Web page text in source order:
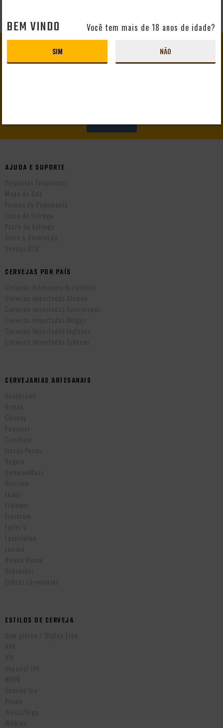
GANHE 10% DE DESCONTO
EM SEU PRIMEIRO PEDIDO
CADASTRAR
AJUDA E SUPORTE
Perguntas Frequentes
Mapa do Site
Formas de Pagamento
Taxas de Entrega
Prazo de Entrega
Troca e Devolução
Vendas B2B
CERVEJAS POR PAÍS
Cervejas Artesanais Brasileiras
Cervejas Importadas Alemãs
Cervejas Importadas Americanas
Cervejas Importadas Belgas
Cervejas Importadas Inglesas
Cervejas Importadas Tchecas
CERVEJARIAS ARTESANAIS
Bodebrown
Brotas
Chimay
Paulaner
Czechvar
Hocus Pocus
Dogma
DeHalveMaan
Delirium
Ekaut
Erdinger
Everbrew
Fuller’s
Leopoldina
Leuven
Roleta Russa
Schneider
Outras cervejarias
ESTILOS DE CERVEJA
Sem glúten / Gluten Free
APA
IPA
Imperial IPA
NEIPA
Session Ipa
Pilsen
Weiss/Trigo
Witbier
BEM VINDO Você tem mais de 18 anos de idade?
SIM NÃO